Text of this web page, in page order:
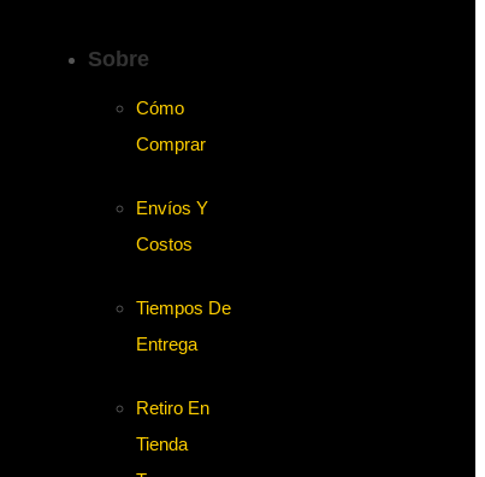
Sobre
Cómo
Comprar
Envíos Y
Costos
Tiempos De
Entrega
Retiro En
Tienda